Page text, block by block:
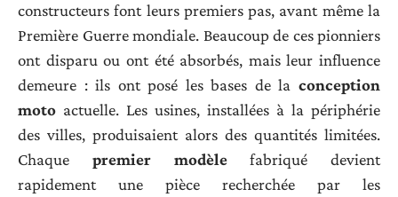
constructeurs font leurs premiers pas, avant même la
Première Guerre mondiale. Beaucoup de ces pionniers
ont disparu ou ont été absorbés, mais leur influence
demeure : ils ont posé les bases de la conception
moto actuelle. Les usines, installées à la périphérie
des villes, produisaient alors des quantités limitées.
Chaque premier modèlefabriqué devient
rapidement une pièce recherchée par les